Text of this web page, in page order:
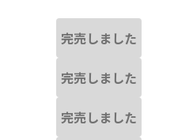
完売しました
完売しました
完売しました